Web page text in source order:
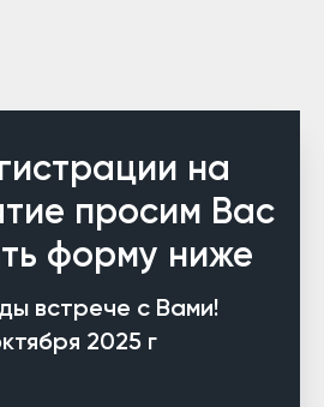
на
просим Вас
форму ниже
встрече с Вами!
2025 г